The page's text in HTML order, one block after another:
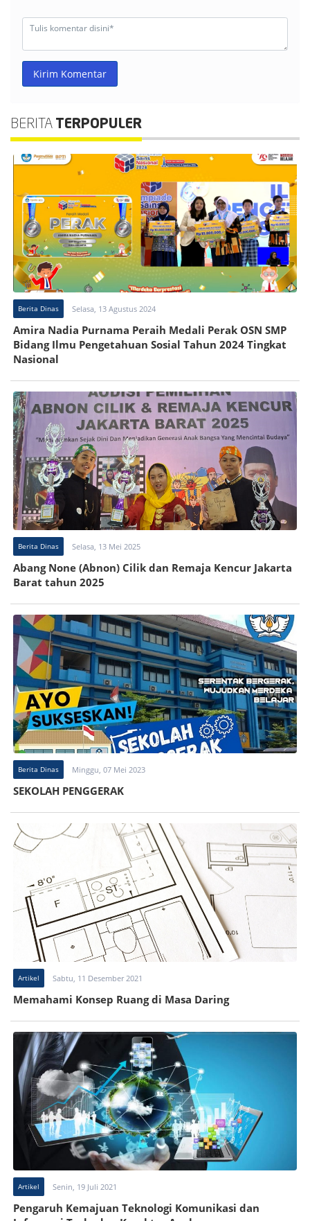
Kirim Komentar
BERITA TERPOPULER
Berita Dinas Selasa, 13 Agustus 2024
Amira Nadia Purnama Peraih Medali Perak OSN SMP
Bidang Ilmu Pengetahuan Sosial Tahun 2024 Tingkat
Nasional
Berita Dinas Selasa, 13 Mei 2025
Abang None (Abnon) Cilik dan Remaja Kencur Jakarta
Barat tahun 2025
Berita Dinas Minggu, 07 Mei 2023
SEKOLAH PENGGERAK
Artikel Sabtu, 11 Desember 2021
Memahami Konsep Ruang di Masa Daring
Artikel Senin, 19 Juli 2021
Pengaruh Kemajuan Teknologi Komunikasi dan